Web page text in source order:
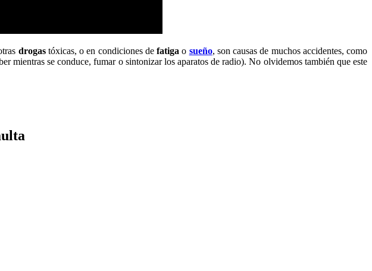
drogastóxicas, o en condiciones defatiga o sueño, son causas de muchos accidentes, como
mientras se conduce, fumar o sintonizar los aparatos de radio). No olvidemos también que este